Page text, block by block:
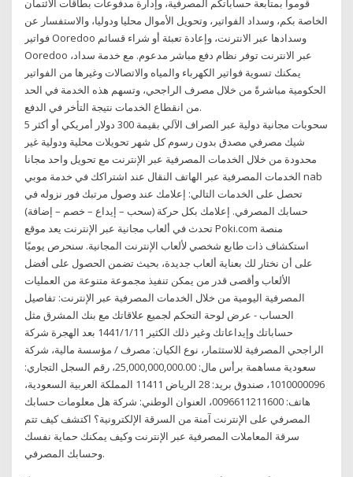
قوموا بمتابعة حساباتكم المصرفية، وإدارة مدفوعات بطاقات الائتمان
الخاصة بكم، وسداد الفواتير، وتحويل الأموال محليا ودوليا، والاستفسار عن
فواتير Ooredoo وسدادها عبر الانترنت، وإعادة تعبئة أو شراء قسائم
Ooredoo عبر الانترنت توفر نظام دفع مباشر مدعوم. مع خدمة سداد،
يمكنك تسوية فواتير الكهرباء والمياه والاتصالات وغيرها من الفواتير
الحكومية مباشرةً من خلال مصرف الراجحي، وتسهم هذه الخدمة في الحد
من انقطاع الخدمات نتيجة التأخر في الدفع.
5 سحوبات مجانية دولية عبر الصراف الآلي بقيمة 300 دولار أمريكي أو أكثر
شيك مصرفي مصدق بدون رسوم كل شهر تحويلات محلية ودولية غير
محدودة من خلال الخدمات المصرفية عبر الإنترنت مع تحويل واحد مجانا
الخدمات المصرفية عبر الهاتف النقال عند اشتراكك في خدمة موبي nab
تحصل على الخدمات التالي: إعلامك عند وصول مرتبك فور نزوله في
حسابك المصرفي. إعلامك بكل حركة (سحب – إيداع – خصم – إضافة)
تحدث في ألعاب مجانية عبر الإنترنت يعد موقع Poki.com منصة
استكشاف ذات طابع شخصي لألعاب الإنترنت المجانية. سنحرص يوميًا
على أن نختار لك بعناية ألعاب جديدة، بحيث تضمن الحصول على أفضل
الألعاب وأقصى قدر من يمكن تنفيذ مجموعة متنوعة من العمليات
المصرفية اليومية من خلال الخدمات المصرفية عبر الإنترنت: تفاصيل
الحساب - عرض لوحة التحكم لجميع علاقاتك مع بنك المشرق مثل
حساباتك وإيداعاتك وغير ذلك الكثير 11‏‏/1‏‏/1441 بعد الهجرة شركة
الراجحي المصرفية للاستثمار، نوع الكيان: مصرف / مؤسسة مالية، شركة
سعودية مساهمة برأس مال: 25,000,000,000.00، رقم السجل التجاري:
1010000096، صندوق بريد: 28 الرياض 11411 المملكة العربية السعودية،
هاتف: 0096611211600، العنوان الوطني: شركة هل معلومات حسابك
المصرفي على الإنترنت آمنة من السرقة الإلكترونية؟ اكتشف كيف تتم
سرقة المعاملات المصرفية عبر الإنترنت وكيف يمكنك حماية نفسك
وحسابك المصرفي.